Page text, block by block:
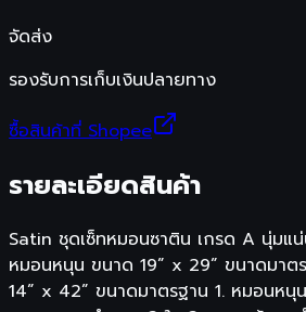
จัดส่ง
รองรับการเก็บเงินปลายทาง
ซื้อสินค้าที่ Shopee
รายละเอียดสินค้า
Satin ชุดเซ็ทหมอนซาติน เกรด A นุ่มแ
หมอนหนุน ขนาด 19” x 29” ขนาดมาต
14” x 42” ขนาดมาตรฐาน 1. หมอนห